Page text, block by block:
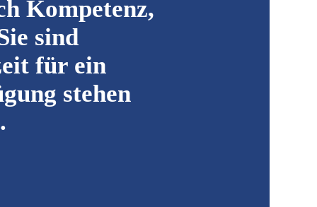
Kompetenz,
sind
für ein
stehen